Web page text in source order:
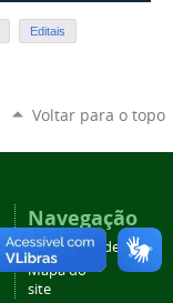
Editais
Voltar para o topo
Navegação
Acessibilidade
Mapa do
site